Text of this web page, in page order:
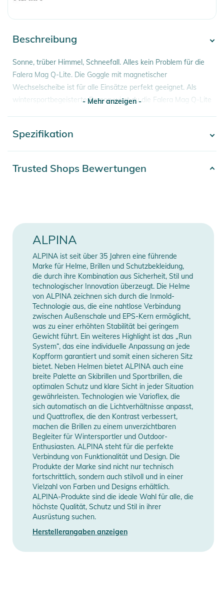
Beschreibung
Sonne, trüber Himmel, Schneefall. Alles kein Problem für die
Falera Mag Q-Lite. Die Goggle mit magnetischer
Wechselscheibe ist für alle Einsätze perfekt geeignet. Als
wintersportbegeisterte Person wirst du die Falera Mag Q-Lite
Die sphärische Scheibe der Falera Mag ist magnetisch mit
dem Brillenrahmen verbunden und lässt sich einfach
auch vor jeder Abfahrt schnell auf die aktuellen
getönten S2 Q-LITE Scheibe ausgeliefert. Beste Sicht ist
somit immer garantiert.
Die Sicht mit der Falera Mag ist aber nicht nur scharf und klar,
sondern dank der großen Scheibe und dem rahmenlosen
Design quasi auch uneingeschränkt. Die Konstruktion
ermöglich es darüber hinaus, dass die meisten optischen
Brillen unter der Goggle getragen werden können.
Das 50mm breite Goggle-Band mit Silikoneinlagen hält die
Falera Mag sicher und rutschfest auf dem Helm.
Eigenschaften:
- Kontrastverstärkend für besser sichtbare Konturen im
Schnee
- Magnetische Wechselscheibe für maximale Flexibilität bei
unterschiedlichen Lichtverhältnissen
- Für Brillenträger geeignet
- 180° View  enormes Sichtfeld dank sphärischer Scheibe und
rahmenlosem Design
- Gewicht (gr): 229
- UV-Schutz: UV400
- Eignung Brillenträger: ja
- Brillenbreite (mm): 176
- Glasbreite (mm): 170
- Mehr anzeigen -
Spezifikation
Manufacturer
Information
Herstellerangaben
anzeigen
Trusted Shops Bewertungen
ALPINA
ALPINA ist seit über 35 Jahren eine führende
Marke für Helme, Brillen und Schutzbekleidung,
die durch ihre Kombination aus Sicherheit, Stil und
technologischer Innovation überzeugt. Die Helme
von ALPINA zeichnen sich durch die Inmold-
Technologie aus, die eine nahtlose Verbindung
zwischen Außenschale und EPS-Kern ermöglicht,
was zu einer erhöhten Stabilität bei geringem
Gewicht führt. Ein weiteres Highlight ist das „Run
System“, das eine individuelle Anpassung an jede
Kopfform garantiert und somit einen sicheren Sitz
bietet. Neben Helmen bietet ALPINA auch eine
breite Palette an Skibrillen und Sportbrillen, die
optimalen Schutz und klare Sicht in jeder Situation
gewährleisten. Technologien wie Varioflex, die
sich automatisch an die Lichtverhältnisse anpasst,
und Quattroflex, die den Kontrast verbessert,
machen die Brillen zu einem unverzichtbaren
Begleiter für Wintersportler und Outdoor-
Enthusiasten. ALPINA steht für die perfekte
Verbindung von Funktionalität und Design. Die
Produkte der Marke sind nicht nur technisch
fortschrittlich, sondern auch stilvoll und in einer
Vielzahl von Farben und Designs erhältlich.
ALPINA-Produkte sind die ideale Wahl für alle, die
höchste Qualität, Schutz und Stil in ihrer
Ausrüstung suchen.
Herstellerangaben anzeigen